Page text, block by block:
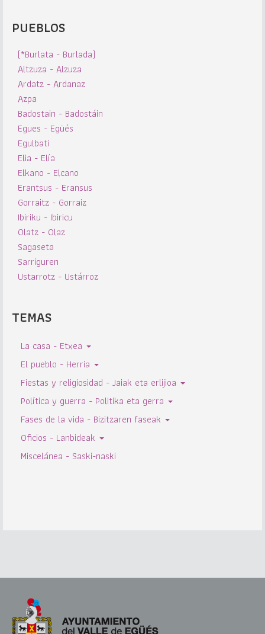
PUEBLOS
(*Burlata - Burlada)
Altzuza - Alzuza
Ardatz - Ardanaz
Azpa
Badostain - Badostáin
Egues - Egüés
Egulbati
Elia - Elía
Elkano - Elcano
Erantsus - Eransus
Gorraitz - Gorraiz
Ibiriku - Ibiricu
Olatz - Olaz
Sagaseta
Sarriguren
Ustarrotz - Ustárroz
TEMAS
La casa - Etxea
El pueblo - Herria
Fiestas y religiosidad - Jaiak eta erlijioa
Política y guerra - Politika eta gerra
Fases de la vida - Bizitzaren faseak
Oficios - Lanbideak
Miscelánea - Saski-naski